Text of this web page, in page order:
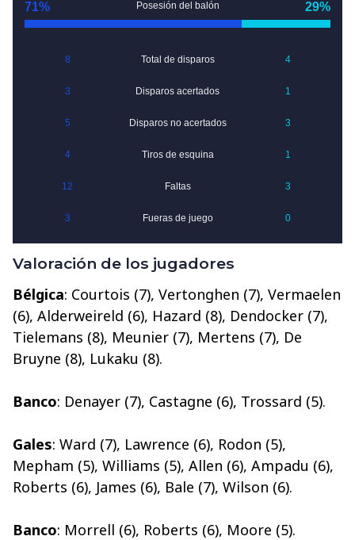
Valoración de los jugadores
Bélgica: Courtois (7), Vertonghen (7), Vermaelen
(6), Alderweireld (6), Hazard (8), Dendocker (7),
Tielemans (8), Meunier (7), Mertens (7), De
Bruyne (8), Lukaku (8).
Banco: Denayer (7), Castagne (6), Trossard (5).
Gales: Ward (7), Lawrence (6), Rodon (5),
Mepham (5), Williams (5), Allen (6), Ampadu (6),
Roberts (6), James (6), Bale (7), Wilson (6).
Banco: Morrell (6), Roberts (6), Moore (5).